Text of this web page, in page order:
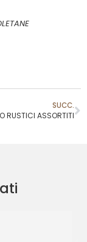
SUCC.
RUSTICI ASSORTITI